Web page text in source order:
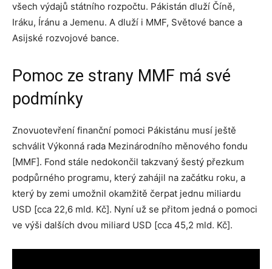
všech výdajů státního rozpočtu. Pákistán dluží Číně,
Iráku, Íránu a Jemenu. A dluží i MMF, Světové bance a
Asijské rozvojové bance.
Pomoc ze strany MMF má své
podmínky
Znovuotevření finanční pomoci Pákistánu musí ještě
schválit Výkonná rada Mezinárodního měnového fondu
[MMF]. Fond stále nedokončil takzvaný šestý přezkum
podpůrného programu, který zahájil na začátku roku, a
který by zemi umožnil okamžitě čerpat jednu miliardu
USD [cca 22,6 mld. Kč]. Nyní už se přitom jedná o pomoci
ve výši dalších dvou miliard USD [cca 45,2 mld. Kč].